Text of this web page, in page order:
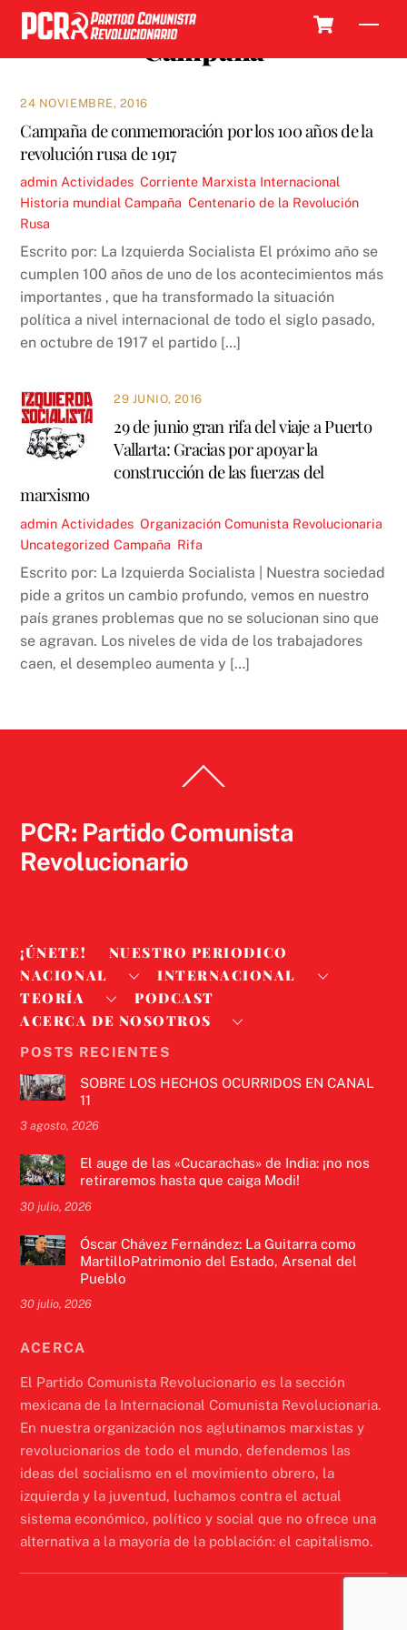
Skip
content
Campaña
24 NOVIEMBRE, 2016
Campaña de conmemoración por los 100 años de la
revolución rusa de 1917
admin Actividades ,Corriente Marxista Internacional
Historia mundial Campaña ,Centenario de la Revolución
Rusa
Escrito por: La Izquierda Socialista El próximo año se
cumplen 100 años de uno de los acontecimientos más
importantes , que ha transformado la situación
política a nivel internacional de todo el siglo pasado,
en octubre de 1917 el partido […]
29 JUNIO, 2016
29 de junio gran rifa del viaje a Puerto
Vallarta: Gracias por apoyar la
construcción de las fuerzas del
marxismo
admin Actividades ,Organización Comunista Revolucionaria
Uncategorized Campaña Rifa
Escrito por: La Izquierda Socialista | Nuestra sociedad
pide a gritos un cambio profundo, vemos en nuestro
país granes problemas que no se solucionan sino que
se agravan. Los niveles de vida de los trabajadores
caen, el desempleo aumenta y […]
To
PCR: Partido Comunista
Revolucionario
¡ÚNETE!
NUESTRO PERIODICO
NACIONAL
INTERNACIONAL
TEORÍA
PODCAST
ACERCA DE NOSOTROS
POSTS RECIENTES
SOBRE LOS HECHOS OCURRIDOS EN CANAL
11
3 agosto, 2026
El auge de las «Cucarachas» de India: ¡no nos
retiraremos hasta que caiga Modi!
30 julio, 2026
Óscar Chávez Fernández: La Guitarra como
MartilloPatrimonio del Estado, Arsenal del
Pueblo
30 julio, 2026
ACERCA
El Partido Comunista Revolucionario es la sección
mexicana de la Internacional Comunista Revolucionaria.
En nuestra organización nos aglutinamos marxistas y
revolucionarios de todo el mundo, defendemos las
ideas del socialismo en el movimiento obrero, la
izquierda y la juventud, luchamos contra el actual
sistema económico, político y social que no ofrece una
alternativa a la mayoría de la población: el capitalismo.